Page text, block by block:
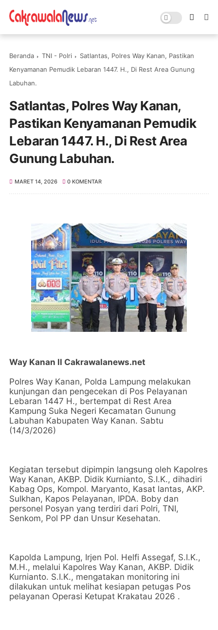
Beranda TNI - Polri
Satlantas, Polres Way Kanan, Pastikan
Kenyamanan Pemudik Lebaran 1447. H., Di Rest Area Gunung
Labuhan.
Satlantas, Polres Way Kanan,
Pastikan Kenyamanan Pemudik
Lebaran 1447. H., Di Rest Area
Gunung Labuhan.
MARET 14, 2026 0 KOMENTAR
Way Kanan ll Cakrawalanews.net
Polres Way Kanan, Polda Lampung melakukan
kunjungan dan pengecekan di Pos Pelayanan
Lebaran 1447 H., bertempat di Rest Area
Kampung Suka Negeri Kecamatan Gunung
Labuhan Kabupaten Way Kanan. Sabtu
(14/3/2026)
Kegiatan tersebut dipimpin langsung oleh Kapolres
Way Kanan, AKBP. Didik Kurnianto, S.I.K., dihadiri
Kabag Ops, Kompol. Maryanto, Kasat lantas, AKP.
Sulkhan, Kapos Pelayanan, IPDA. Boby dan
personel Posyan yang terdiri dari Polri, TNI,
Senkom, Pol PP dan Unsur Kesehatan.
Kapolda Lampung, Irjen Pol. Helfi Assegaf, S.I.K.,
M.H., melalui Kapolres Way Kanan, AKBP. Didik
Kurnianto. S.I.K., mengatakan monitoring ini
dilakukan untuk melihat kesiapan petugas Pos
pelayanan Operasi Ketupat Krakatau 2026 .